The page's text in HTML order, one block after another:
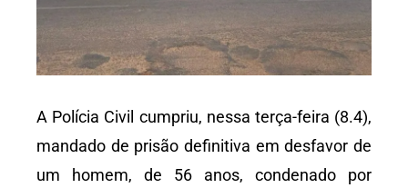
A Polícia Civil cumpriu, nessa terça-feira (8.4),
mandado de prisão definitiva em desfavor de
um homem, de 56 anos, condenado por